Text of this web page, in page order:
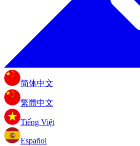
简体中文
繁體中文
Tiếng Việt
Español